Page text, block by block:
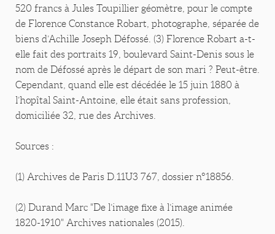
520 francs à Jules Toupillier géomètre, pour le compte
de Florence Constance Robart, photographe, séparée de
biens d’Achille Joseph Défossé. (3) Florence Robart a-t-
elle fait des portraits 19, boulevard Saint-Denis sous le
nom de Défossé après le départ de son mari ? Peut-être.
Cependant, quand elle est décédée le 15 juin 1880 à
l’hopîtal Saint-Antoine, elle était sans profession,
domiciliée 32, rue des Archives.
Sources :
(1) Archives de Paris D.11U3 767, dossier n°18856.
(2) Durand Marc "De l’image fixe à l’image animée
1820-1910" Archives nationales (2015).